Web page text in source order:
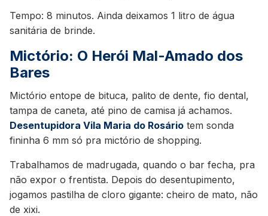
Tempo: 8 minutos. Ainda deixamos 1 litro de água
sanitária de brinde.
Mictório: O Herói Mal-Amado dos
Bares
Mictório entope de bituca, palito de dente, fio dental,
tampa de caneta, até pino de camisa já achamos.
Desentupidora Vila Maria do Rosário tem sonda
fininha 6 mm só pra mictório de shopping.
Trabalhamos de madrugada, quando o bar fecha, pra
não expor o frentista. Depois do desentupimento,
jogamos pastilha de cloro gigante: cheiro de mato, não
de xixi.